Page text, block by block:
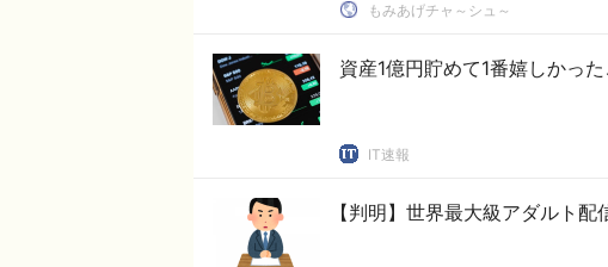
もみあげチャ～シュ～
資産1億円貯めて1番嬉しかっ
IT速報
【判明】世界最大級アダルト